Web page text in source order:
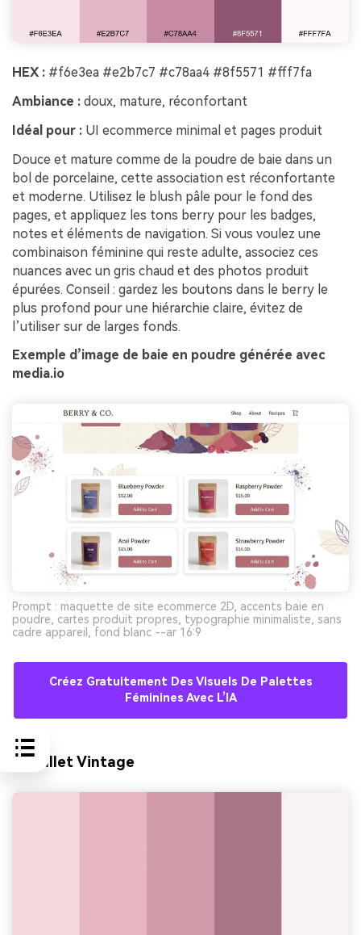
HEX : #f6e3ea #e2b7c7 #c78aa4 #8f5571 #fff7fa
Ambiance : doux, mature, réconfortant
Idéal pour : UI ecommerce minimal et pages produit
Douce et mature comme de la poudre de baie dans un
bol de porcelaine, cette association est réconfortante
et moderne. Utilisez le blush pâle pour le fond des
pages, et appliquez les tons berry pour les badges,
notes et éléments de navigation. Si vous voulez une
combinaison féminine qui reste adulte, associez ces
nuances avec un gris chaud et des photos produit
épurées. Conseil : gardez les boutons dans le berry le
plus profond pour une hiérarchie claire, évitez de
l’utiliser sur de larges fonds.
Exemple d’image de baie en poudre générée avec
media.io
Prompt : maquette de site ecommerce 2D, accents baie en
poudre, cartes produit propres, typographie minimaliste, sans
cadre appareil, fond blanc --ar 16:9
Créez Gratuitement Des Visuels De Palettes
Féminines Avec L’IA
9) Ballet Vintage